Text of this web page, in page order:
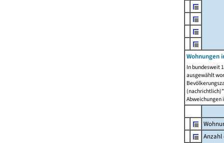
Wohnungen
In bundesweit
ausgewählt
Abweichungen
Anzahl